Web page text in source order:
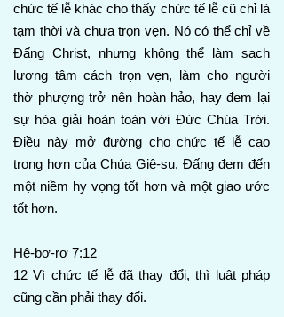
chức tế lễ khác cho thấy chức tế lễ cũ chỉ là
tạm thời và chưa trọn vẹn. Nó có thể chỉ về
Đấng Christ, nhưng không thể làm sạch
lương tâm cách trọn vẹn, làm cho người
thờ phượng trở nên hoàn hảo, hay đem lại
sự hòa giải hoàn toàn với Đức Chúa Trời.
Điều này mở đường cho chức tế lễ cao
trọng hơn của Chúa Giê-su, Đấng đem đến
một niềm hy vọng tốt hơn và một giao ước
tốt hơn.
Hê-bơ-rơ 7:12
12 Vì chức tế lễ đã thay đổi, thì luật pháp
cũng cần phải thay đổi.